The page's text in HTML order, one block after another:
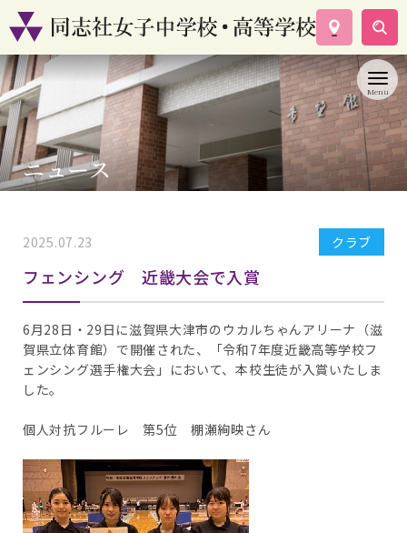
学校案内
コース紹介
学校生活
入試情報
資料請求
ニュース
2025.07.23 クラブ
フェンシング 近畿大会で入賞
6月28日・29日に滋賀県大津市のウカルちゃんアリーナ（滋
賀県立体育館）で開催された、「令和7年度近畿高等学校フ
ェンシング選手権大会」において、本校生徒が入賞いたしま
した。
個人対抗フルーレ 第5位 棚瀬絢映さん